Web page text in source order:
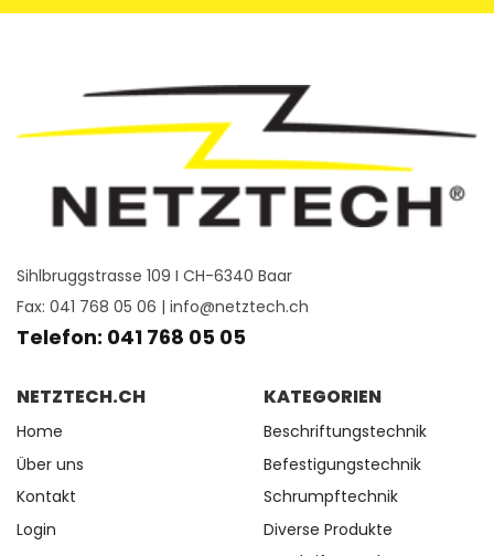
Sihlbruggstrasse 109 I CH-6340 Baar
Fax: 041 768 05 06 | info@netztech.ch
Telefon: 041 768 05 05
NETZTECH.CH
Home
Über uns
Kontakt
Login
KATEGORIEN
Beschriftungstechnik
Befestigungstechnik
Schrumpftechnik
Diverse Produkte